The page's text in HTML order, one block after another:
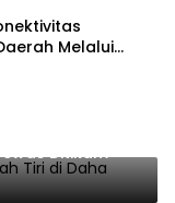
Melalui
Ibu, Ayah
Ditikam